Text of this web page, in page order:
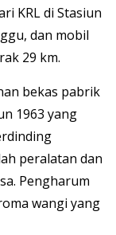
KRL di Stasiun
dan mobil
29 km.
bekas pabrik
1963 yang
peralatan dan
Pengharum
wangi yang